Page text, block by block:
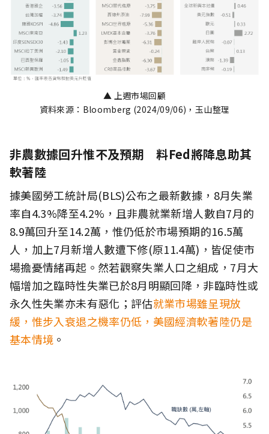
▲ 上週市場回顧
資料來源：Bloomberg (2024/09/06)，玉山整理
非農數據回升惟不及預期 料Fed將降息助其
軟著陸
據美國勞工統計局(BLS)公布之最新數據，8月失業
率自4.3%降至4.2%，且非農就業新增人數自7月的
8.9萬回升至14.2萬，惟仍低於市場預期的16.5萬
人，加上7月新增人數遭下修(原11.4萬)，皆促使市
場擔憂情緒再起。然若觀察失業人口之組成，7月大
幅增加之臨時性失業已於8月明顯回降，非臨時性或
永久性失業亦未有惡化；評估就業市場雖呈現放
緩，惟步入衰退之機率仍低，美國經濟軟著陸仍是
基本情境 。